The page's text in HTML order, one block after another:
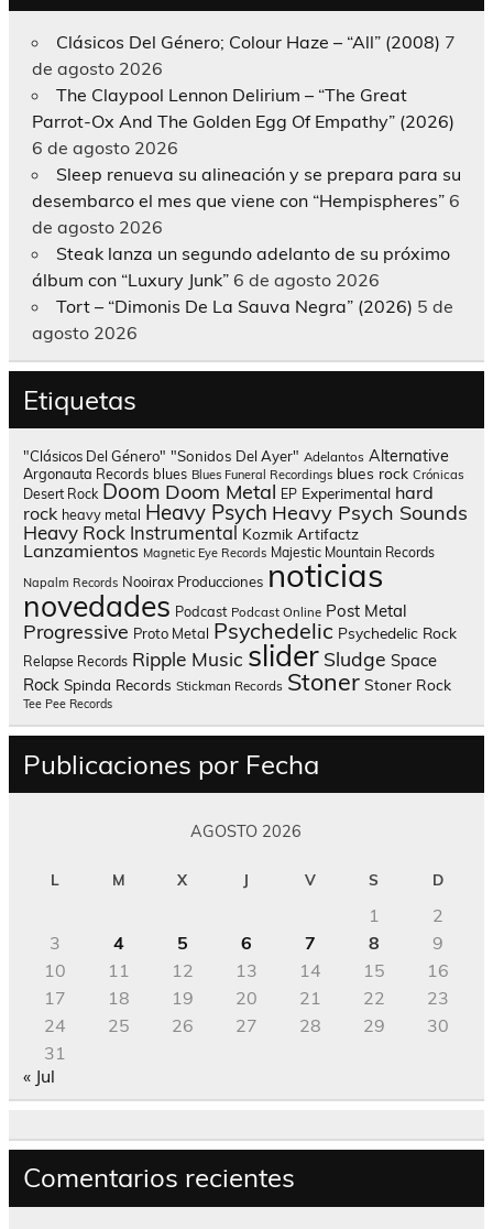
Clásicos Del Género; Colour Haze – “All” (2008) 7
de agosto 2026
The Claypool Lennon Delirium – “The Great
Parrot-Ox And The Golden Egg Of Empathy” (2026)
6 de agosto 2026
Sleep renueva su alineación y se prepara para su
desembarco el mes que viene con “Hempispheres” 6
de agosto 2026
Steak lanza un segundo adelanto de su próximo
álbum con “Luxury Junk” 6 de agosto 2026
Tort – “Dimonis De La Sauva Negra” (2026) 5 de
agosto 2026
Etiquetas
"Clásicos Del Género" "Sonidos Del Ayer" Adelantos Alternative
Argonauta Records blues Blues Funeral Recordings blues rock Crónicas
Desert Rock Doom Doom Metal EP Experimental hard
rock heavy metal Heavy Psych Heavy Psych Sounds
Heavy Rock Instrumental Kozmik Artifactz
Lanzamientos Magnetic Eye Records Majestic Mountain Records
Napalm Records Nooirax Producciones noticias
novedades Podcast Podcast Online Post Metal
Progressive Proto Metal Psychedelic Psychedelic Rock
Relapse Records Ripple Music slider Sludge Space
Rock Spinda Records Stickman Records Stoner Stoner Rock
Tee Pee Records
Publicaciones por Fecha
AGOSTO 2026
L M X J V S D
1
2
3
4 5 6 7 8
9
10
11 12 13 14 15
16
17
18 19 20 21 22
23
24
25 26 27 28 29
30
31
« Jul
Comentarios recientes